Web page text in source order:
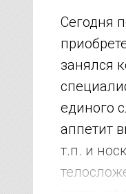
Сегодня
занялся
единого
аппетит
т.п. и